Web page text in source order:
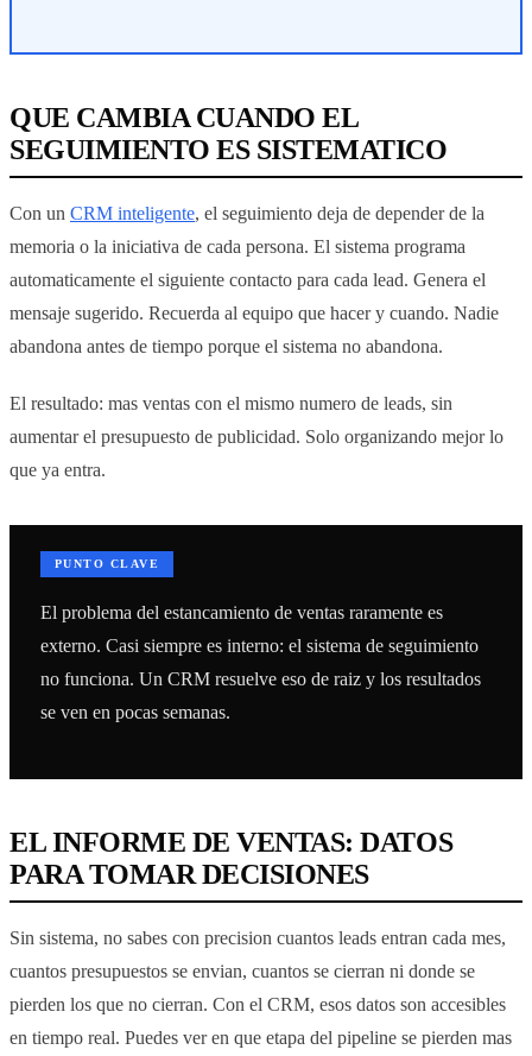
QUE CAMBIA CUANDO EL
SEGUIMIENTO ES SISTEMATICO
Con un CRM inteligente, el seguimiento deja de depender de la
memoria o la iniciativa de cada persona. El sistema programa
automaticamente el siguiente contacto para cada lead. Genera el
mensaje sugerido. Recuerda al equipo que hacer y cuando. Nadie
abandona antes de tiempo porque el sistema no abandona.
El resultado: mas ventas con el mismo numero de leads, sin
aumentar el presupuesto de publicidad. Solo organizando mejor lo
que ya entra.
PUNTO CLAVE
El problema del estancamiento de ventas raramente es
externo. Casi siempre es interno: el sistema de seguimiento
no funciona. Un CRM resuelve eso de raiz y los resultados
se ven en pocas semanas.
EL INFORME DE VENTAS: DATOS
PARA TOMAR DECISIONES
Sin sistema, no sabes con precision cuantos leads entran cada mes,
cuantos presupuestos se envian, cuantos se cierran ni donde se
pierden los que no cierran. Con el CRM, esos datos son accesibles
en tiempo real. Puedes ver en que etapa del pipeline se pierden mas